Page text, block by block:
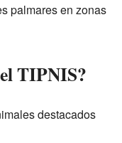
palmares en zonas
TIPNIS?
destacados